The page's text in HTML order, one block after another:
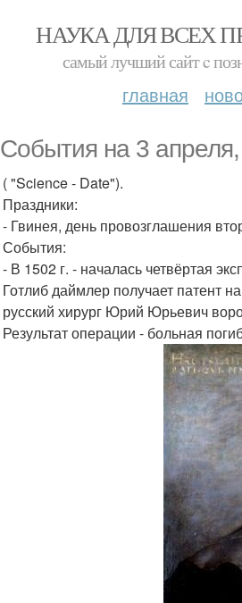
НАУКА ДЛЯ ВСЕХ
самый лучший сайт c
главная
События на 3
( "Science - Date").
Праздники:
- Гвинея, день провозглашения
События:
- В 1502 г. - началась четвёртая
Готлиб даймлер получает патент
русский хирург Юрий Юрьевич
Результат операции - больная